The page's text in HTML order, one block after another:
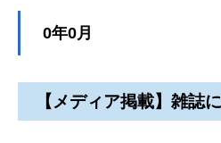
0年0月
【メディア掲載】雑誌